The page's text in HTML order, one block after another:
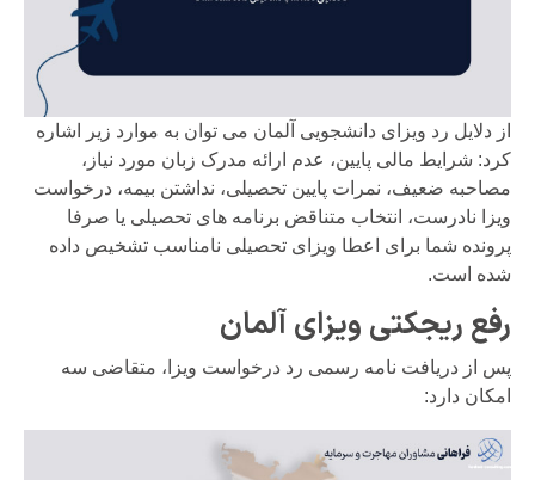
از دلایل رد ویزای دانشجویی آلمان می توان به موارد زیر اشاره
کرد: شرایط مالی پایین، عدم ارائه مدرک زبان مورد نیاز،
مصاحبه ضعیف، نمرات پایین تحصیلی، نداشتن بیمه، درخواست
ویزا نادرست، انتخاب متناقض برنامه های تحصیلی یا صرفا
پرونده شما برای اعطا ویزای تحصیلی نامناسب تشخیص داده
شده است.
رفع ریجکتی ویزای آلمان
پس از دریافت نامه رسمی رد درخواست ویزا، متقاضی سه
امکان دارد: